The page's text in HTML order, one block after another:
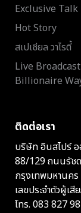
Exclusive Talk
Hot Story
สเปเชียล วาไรตี้
Live
Billionaire
ติดต่อเรา
บริษัท อินสไปร์ อ
88/129 ถนนรัชด
กรุงเทพมหานค
เลขประจำตัวผู้เ
โทร. 083 827